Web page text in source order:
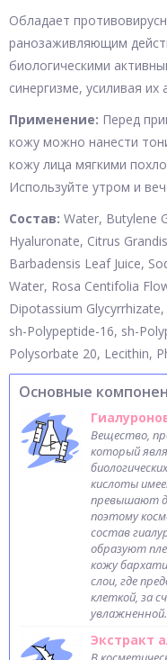
Обладает
ранозаживляющим
биологическими
синергизме, усиливая их
Применение: Перед
кожу можно нанести
кожу лица мягкими
Используйте утром и
Состав: Water, Butylene
Hyaluronate, Citrus
Barbadensis Leaf Juice,
Water, Rosa Centifolia
Dipotassium
sh-Polypeptide-16, sh-
Polysorbate 20, Lecithin,
Основные
Вещество,
который
кислоты
превышают
поэтому
состав
образуют
кожу
слои, где
клеткой, за
увлажненной.
Экстракт